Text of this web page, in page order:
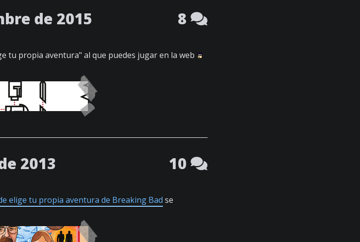
de 2015 8
tu propia aventura" al que puedes jugar en la web
2013 10
elige tu propia aventura de Breaking Bad se